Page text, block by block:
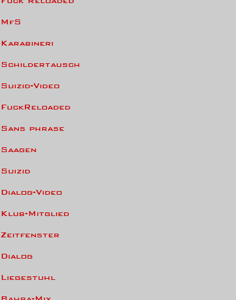
MfS
Karabineri
Schildertausch
Suizid-Video
FuckReloaded
Sans phrase
Saagen
Suizid
Dialog-Video
Klub-Mitglied
Zeitfenster
Dialog
Liegestuhl